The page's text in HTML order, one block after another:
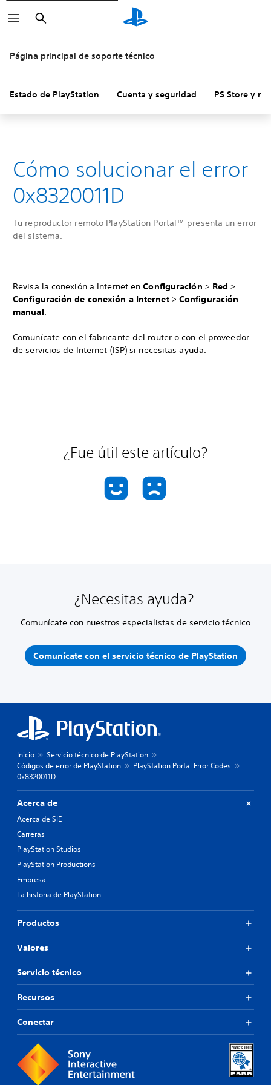
Buscar
Página principal de soporte técnico
Estado de PlayStation Cuenta y seguridad PS Store y
Cómo solucionar el error
0x8320011D
Tu reproductor remoto PlayStation Portal™ presenta un error
del sistema.
Revisa la conexión a Internet enConfiguración > Red >
Configuración de conexión a Internet> Configuración
manual.
Comunícate con el fabricante del router o con el proveedor
de servicios de Internet (ISP) si necesitas ayuda.
¿Fue útil este artículo?
¿Necesitas ayuda?
Comunícate con nuestros especialistas de servicio técnico
Comunícate con el servicio técnico de PlayStation
Inicio
Servicio técnico de PlayStation
Códigos de error de PlayStation
PlayStation Portal Error Codes
0x8320011D
Acerca de
Acerca de SIE
Carreras
PlayStation Studios
PlayStation Productions
Empresa
La historia de PlayStation
Productos
Valores
Servicio técnico
Recursos
Conectar